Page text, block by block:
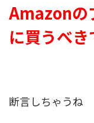
Amazonの
に買うべき
断言しちゃうね